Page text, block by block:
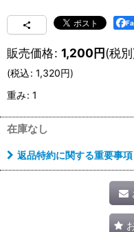
販売価格: 1,200円(税
(税込: 1,320円)
重み: 1
在庫なし
返品特約に関する重要事項